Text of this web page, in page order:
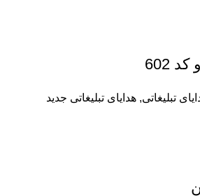
602
تبلیغاتی, هدایای تبلیغاتی جدید